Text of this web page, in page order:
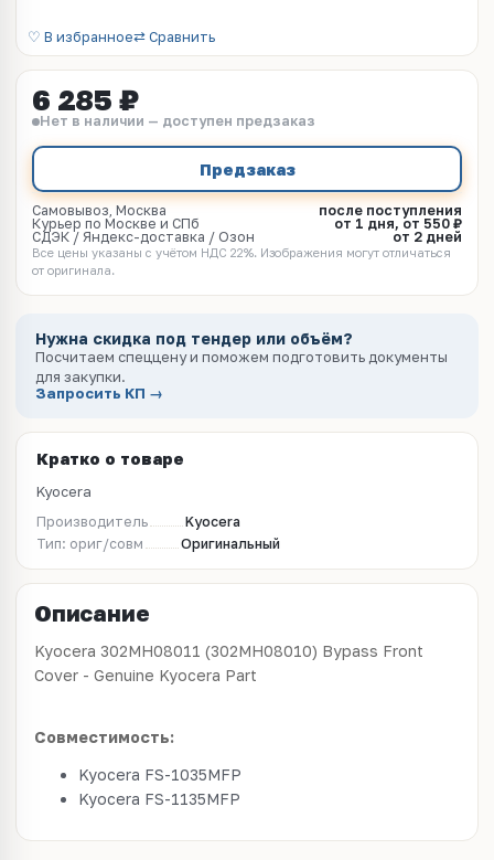
♡ В избранное⇄ Сравнить
6 285 ₽
Нет в наличии — доступен предзаказ
Предзаказ
Самовывоз, Москва
после поступления
Курьер по Москве и СПб
от 1 дня, от 550 ₽
СДЭК / Яндекс-доставка / Озон
от 2 дней
Все цены указаны с учётом НДС 22%. Изображения могут отличаться
от оригинала.
Нужна скидка под тендер или объём?
Посчитаем спеццену и поможем подготовить документы
для закупки.
Запросить КП →
Кратко о товаре
Kyocera
Производитель
Kyocera
Тип: ориг/совм
Оригинальный
Описание
Kyocera 302MH08011 (302MH08010) Bypass Front
Cover - Genuine Kyocera Part
Совместимость:
Kyocera FS-1035MFP
Kyocera FS-1135MFP